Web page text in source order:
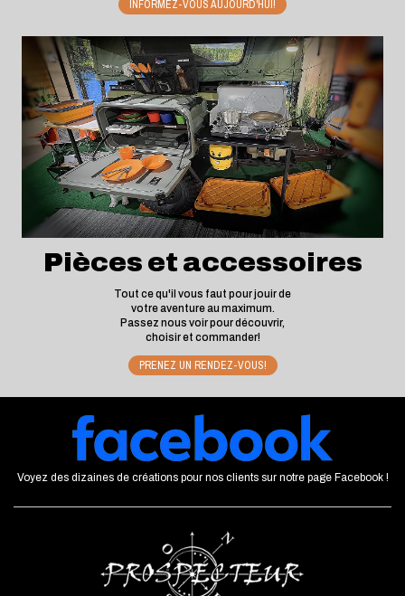
INFORMEZ-VOUS AUJOURD'HUI!
Pièces et accessoires
Tout ce qu'il vous faut pour jouir de
votre aventure au maximum.
Passez nous voir pour découvrir,
choisir et commander!
PRENEZ UN RENDEZ-VOUS!
Voyez des dizaines de créations pour nos clients sur notre page Facebook !